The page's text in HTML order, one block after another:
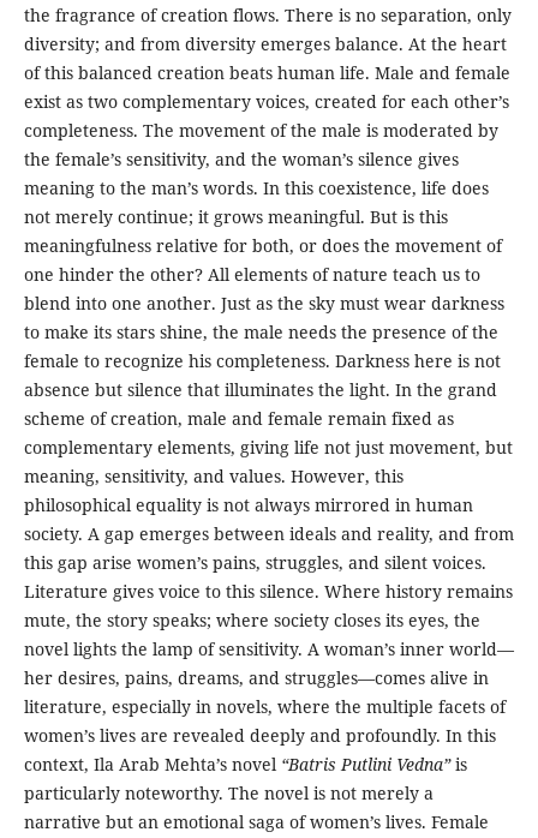
the fragrance of creation flows. There is no separation, only
diversity; and from diversity emerges balance. At the heart
of this balanced creation beats human life. Male and female
exist as two complementary voices, created for each other’s
completeness. The movement of the male is moderated by
the female’s sensitivity, and the woman’s silence gives
meaning to the man’s words. In this coexistence, life does
not merely continue; it grows meaningful. But is this
meaningfulness relative for both, or does the movement of
one hinder the other? All elements of nature teach us to
blend into one another. Just as the sky must wear darkness
to make its stars shine, the male needs the presence of the
female to recognize his completeness. Darkness here is not
absence but silence that illuminates the light. In the grand
scheme of creation, male and female remain fixed as
complementary elements, giving life not just movement, but
meaning, sensitivity, and values. However, this
philosophical equality is not always mirrored in human
society. A gap emerges between ideals and reality, and from
this gap arise women’s pains, struggles, and silent voices.
Literature gives voice to this silence. Where history remains
mute, the story speaks; where society closes its eyes, the
novel lights the lamp of sensitivity. A woman’s inner world—
her desires, pains, dreams, and struggles—comes alive in
literature, especially in novels, where the multiple facets of
women’s lives are revealed deeply and profoundly. In this
context, Ila Arab Mehta’s novel “Batris Putlini Vedna”is
particularly noteworthy. The novel is not merely a
narrative but an emotional saga of women’s lives. Female